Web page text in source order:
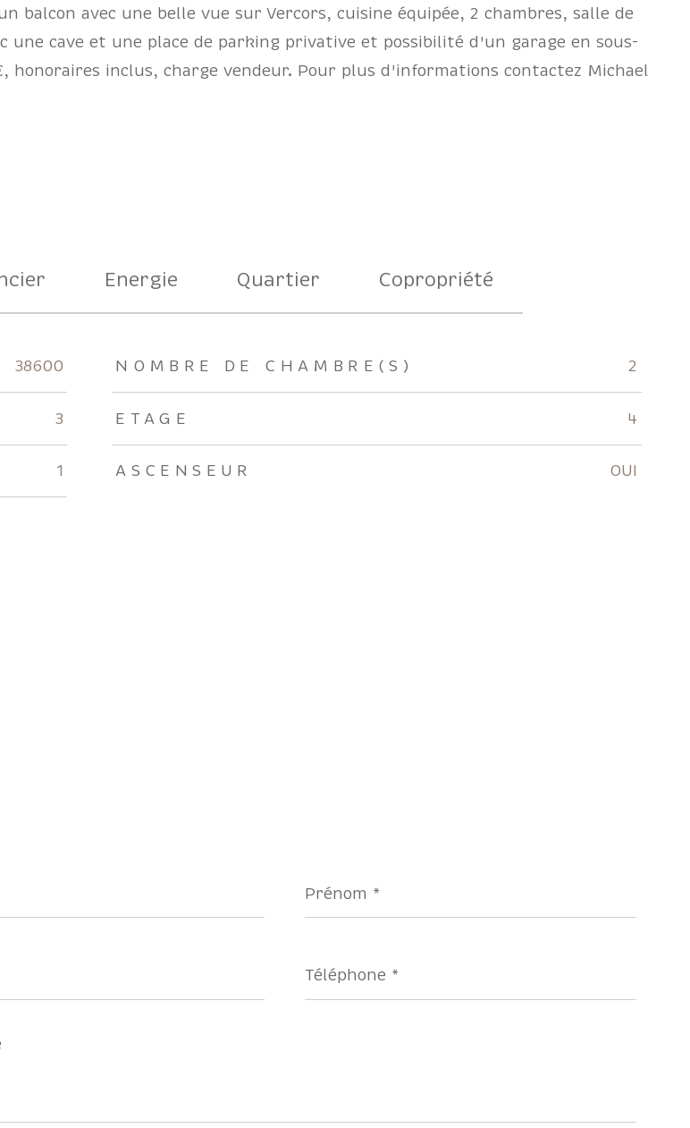
balcon avec une belle vue sur Vercors, cuisine équipée, 2 chambres, salle de
une cave et une place de parking privative et possibilité d'un garage en sous-
honoraires inclus, charge vendeur. Pour plus d'informations contactez Michael
Energie Quartier Copropriété
38600 NOMBRE DE CHAMBRE(S) 2
3 ETAGE 4
1 ASCENSEUR OUI
*
*